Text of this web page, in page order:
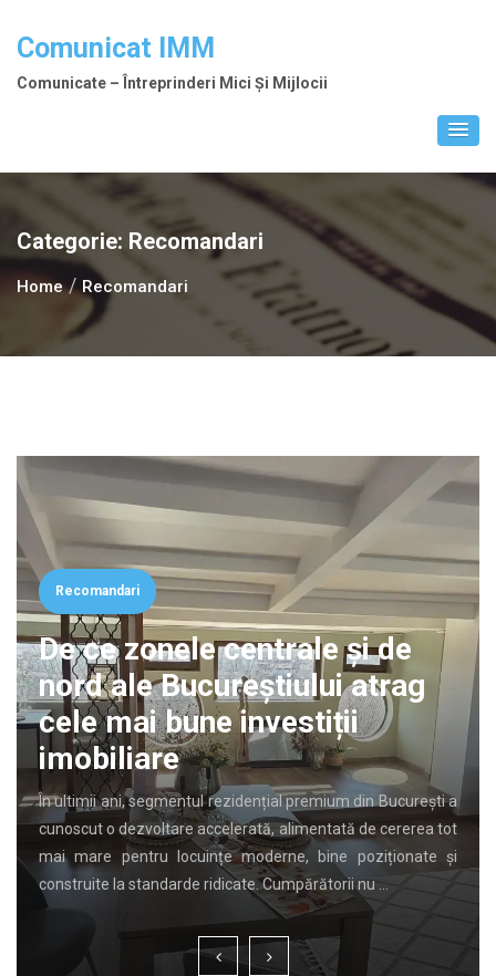
Comunicat IMM
Comunicate – Întreprinderi Mici Și Mijlocii
Categorie: Recomandari
Home Recomandari
Recomandari
De ce zonele centrale și de
nord ale Bucureștiului atrag
cele mai bune investiții
imobiliare
În ultimii ani, segmentul rezidențial premium din București a
cunoscut o dezvoltare accelerată, alimentată de cererea tot
mai mare pentru locuințe moderne, bine poziționate și
construite la standarde ridicate. Cumpărătorii nu …